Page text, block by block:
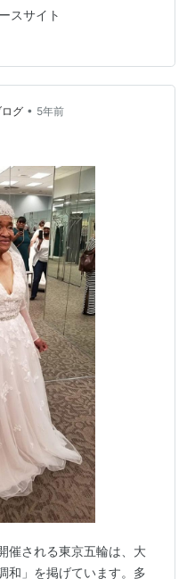
ャポン」は、主要海外メ
料ニュースサイトで
めるか 海外の現状、海外
ビューや論文、性の問題
激してくれる情報が満
スサイト
グ • 5年前
催される東京五輪は、大
和」を掲げています。多